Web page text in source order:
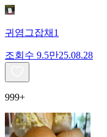
귀염그잡채1
조회수 9.5만25.08.28
999+